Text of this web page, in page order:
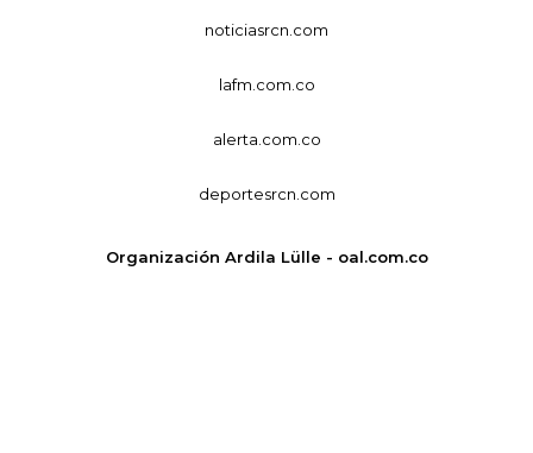
noticiasrcn.com
lafm.com.co
alerta.com.co
deportesrcn.com
Organización Ardila Lülle - oal.com.co